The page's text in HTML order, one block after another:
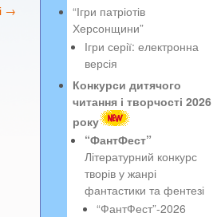
→
“Ігри патріотів
Херсонщини”
Ігри серії: електронна
версія
Конкурси дитячого
читання і творчості 2026
року
“ФантФест”
Літературний конкурс
творів у жанрі
фантастики та фентезі
“ФантФест”-2026